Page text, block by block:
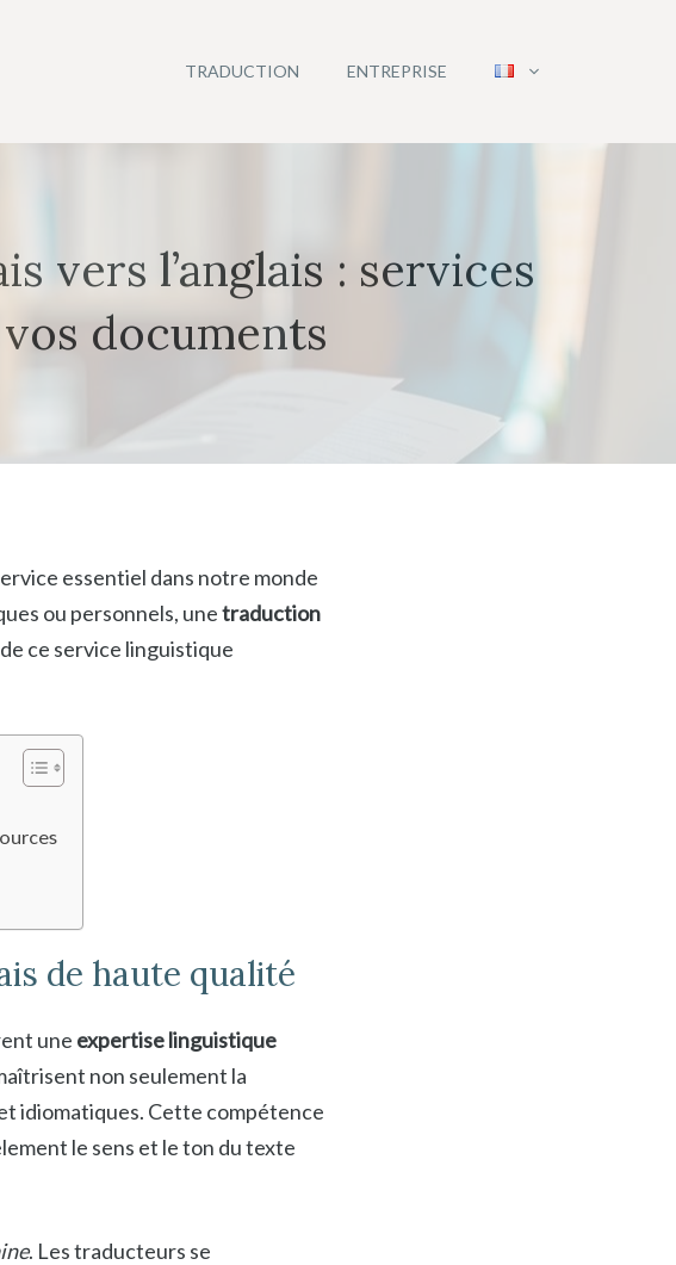
TRADUCTION ENTREPRISE
vers l’anglais : services
documents
essentiel dans notre monde
ou personnels, unetraduction
ce service linguistique
de haute qualité
une expertise linguistique
non seulement la
idiomatiques. Cette compétence
le sens et le ton du texte
. Les traducteurs se